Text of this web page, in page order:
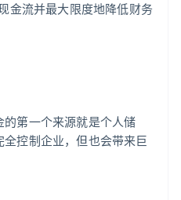
金流并最大限度地降低财务
第一个来源就是个人储
控制企业，但也会带来巨